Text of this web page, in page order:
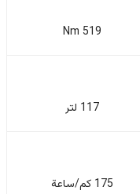
519 Nm
117 لتر
175 كم/ساعة